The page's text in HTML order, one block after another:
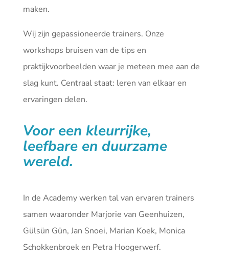
maken.
Wij zijn gepassioneerde trainers. Onze
workshops bruisen van de tips en
praktijkvoorbeelden waar je meteen mee aan de
slag kunt. Centraal staat: leren van elkaar en
ervaringen delen.
Voor een kleurrijke,
leefbare en duurzame
wereld.
In de Academy werken tal van ervaren trainers
samen waaronder Marjorie van Geenhuizen,
Gülsün Gün, Jan Snoei, Marian Koek, Monica
Schokkenbroek en Petra Hoogerwerf.